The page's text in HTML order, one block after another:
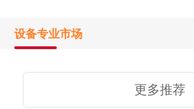
设备专业市场
更多推荐